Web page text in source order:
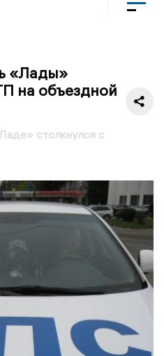
«Лады»
на объездной
столкнулся с